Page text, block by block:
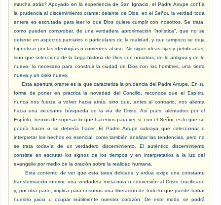
marcha atrás? Apoyado en la experiencia de San Ignacio, el Padre Arrupe confía
la prudencia al discernimiento orante: delante de Dios, en el Señor, la verdad toda
entera es escrutada para leer lo que Dios quiere cumplir con nosotros. Se trata,
como pueden comprobar, de una verdadera aproximación “holística”, que no se
detiene en aspectos parciales o particulares de la realidad, y que tampoco se deja
hipnotizar por las ideologías o corrientes al uso. No sigue ideas fijas y petrificadas,
sino que selecciona de la larga historia de Dios con nosotros, de lo antiguo y de lo
nuevo, lo necesario para construir la ciudad de Dios con los hombres, una tierra
nueva y un cielo nuevo.
Esta apertura orante es la que caracteriza la prudencia del Padre Arrupe. En su
forma de poner en práctica la novedad del Concilio, reconoce que el Espíritu
nunca nos fuerza a volver hacia atrás, sino que, antes al contrario, nos alienta
hacia una incesante búsqueda de la vía de Cristo. Así pues, alentados por el
Espíritu, hemos de sopesar lo que hacemos para ver si, con el Señor, es lo que se
podría hacer o se debería hacer. El Padre Arrupe subraya que coleccionar o
interpretar los hechos es esencial, como también analizar las tendencias, pero no
se trata todavía de un verdadero discernimiento. El auténtico discernimiento
consiste en escrutar los signos de los tiempos y en interpretarlos a la luz del
evangelio por medio de la oración sobre la realidad humana.
Está contento de ver que esta tarea delicada y ardua exige una constante
transformación interior, una verdadera meta-noia o conversión al Cristo crucificado
y, por otra parte, implica para nosotros una liberación de todo lo que puede turbar
nuestro juicio u ocupar inútilmente nuestro corazón. De este modo se podrá